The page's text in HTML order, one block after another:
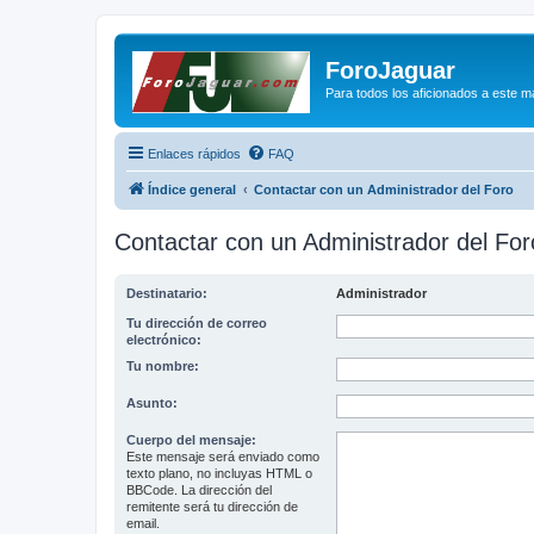
ForoJaguar
Para todos los aficionados a este
Enlaces rápidos FAQ
Índice general Contactar con un Administrador del Foro
Contactar con un Administrador del
Destinatario: Administrador
Tu dirección de correo
electrónico:
Tu nombre:
Asunto:
Cuerpo del mensaje:
Este mensaje será enviado como
texto plano, no incluyas HTML o
BBCode. La dirección del
remitente será tu dirección de
email.